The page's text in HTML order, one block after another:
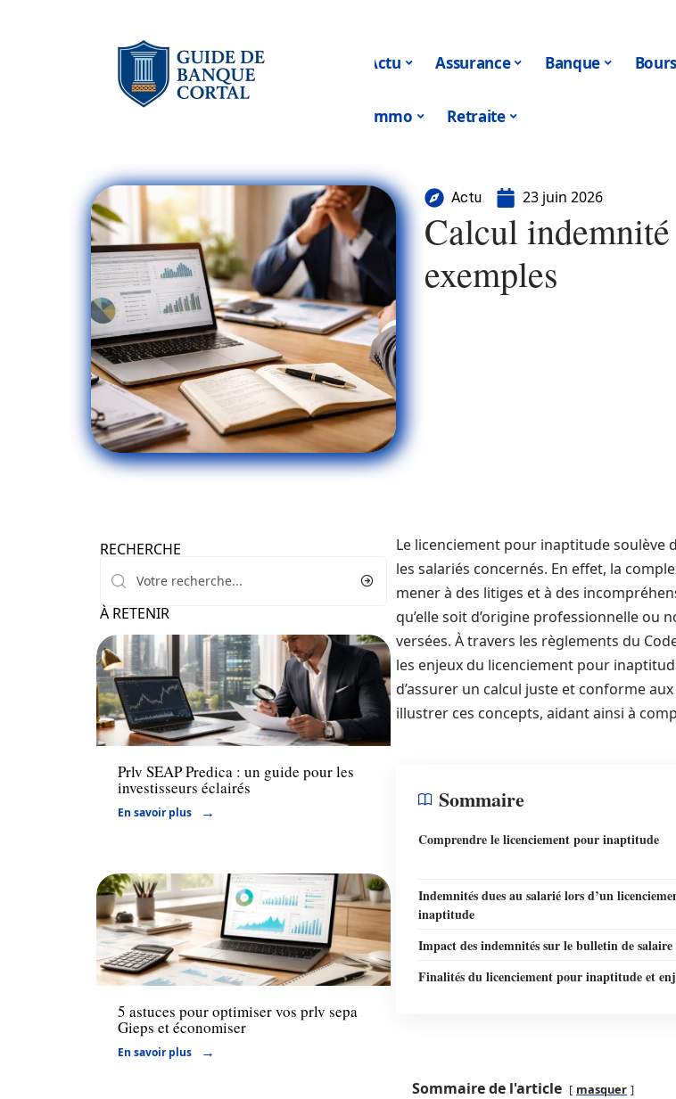
Actu Assurance Banque
Immo Retraite
Actu 23 juin 2026
Calcul
exemples
RECHERCHE
À RETENIR
Assurance
Prlv SEAP Predica : un guide pour les
investisseurs éclairés
En savoir plus
Actu
5 astuces pour optimiser vos prlv sepa
Gieps et économiser
En savoir plus
Le licenciement pour inaptitude
les salariés concernés. En effet, la
mener à des litiges et à des
qu’elle soit d’origine professionnelle
versées. À travers les règlements du
les enjeux du licenciement pour
d’assurer un calcul juste et conforme
illustrer ces concepts, aidant ainsi à
Sommaire
Comprendre le licenciement pour inaptitude
Indemnités dues au salarié lors d’un
inaptitude
Impact des indemnités sur le bulletin de salaire
Finalités du licenciement pour inaptitude et
Sommaire de l'article masquer